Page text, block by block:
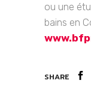
ou une
bains en
SHARE